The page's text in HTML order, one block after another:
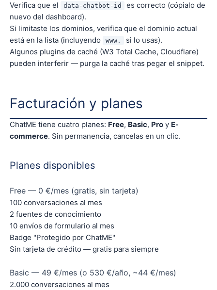
Verifica que el
data-chatbot-id
es correcto (cópialo de
nuevo del dashboard).
Si limitaste los dominios, verifica que el dominio actual
está en la lista (incluyendo
www.
si lo usas).
Algunos plugins de caché (W3 Total Cache, Cloudflare)
pueden interferir — purga la caché tras pegar el snippet.
Facturación y planes
ChatME tiene cuatro planes: Free, Basic, Pro y E-
commerce. Sin permanencia, cancelas en un clic.
Planes disponibles
Free — 0 €/mes (gratis, sin tarjeta)
100 conversaciones al mes
2 fuentes de conocimiento
10 envíos de formulario al mes
Badge "Protegido por ChatME"
Sin tarjeta de crédito — gratis para siempre
Basic — 49 €/mes (o 530 €/año, ~44 €/mes)
2.000 conversaciones al mes